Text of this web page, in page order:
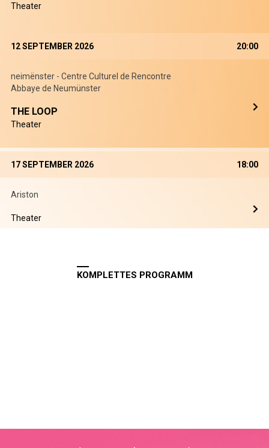
Theater
12 SEPTEMBER 2026 20:00
neimënster - Centre Culturel de Rencontre
Abbaye de Neumünster
THE LOOP
Theater
17 SEPTEMBER 2026 18:00
Ariston
Theater
KOMPLETTES PROGRAMM